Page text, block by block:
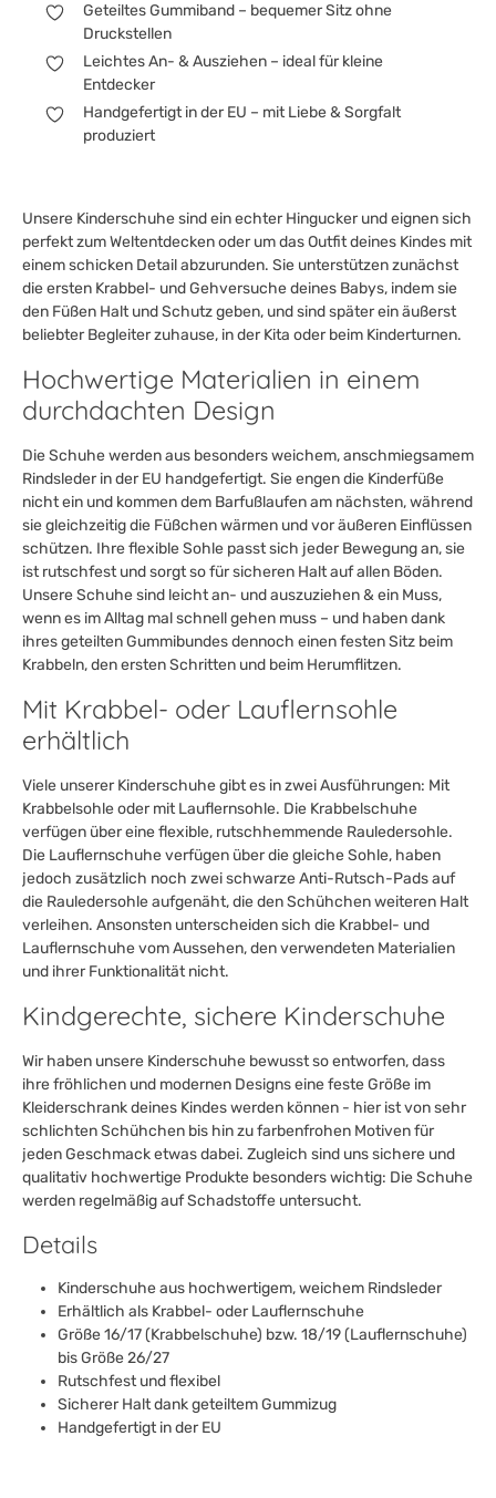
Geteiltes Gummiband – bequemer Sitz ohne
Druckstellen
Leichtes An- & Ausziehen – ideal für kleine
Entdecker
Handgefertigt in der EU – mit Liebe & Sorgfalt
produziert
Unsere Kinderschuhe sind ein echter Hingucker und eignen sich
perfekt zum Weltentdecken oder um das Outfit deines Kindes mit
einem schicken Detail abzurunden. Sie unterstützen zunächst
die ersten Krabbel- und Gehversuche deines Babys, indem sie
den Füßen Halt und Schutz geben, und sind später ein äußerst
beliebter Begleiter zuhause, in der Kita oder beim Kinderturnen.
Hochwertige Materialien in einem
durchdachten Design
Die Schuhe werden aus besonders weichem, anschmiegsamem
Rindsleder in der EU handgefertigt. Sie engen die Kinderfüße
nicht ein und kommen dem Barfußlaufen am nächsten, während
sie gleichzeitig die Füßchen wärmen und vor äußeren Einflüssen
schützen. Ihre flexible Sohle passt sich jeder Bewegung an, sie
ist rutschfest und sorgt so für sicheren Halt auf allen Böden.
Unsere Schuhe sind leicht an- und auszuziehen & ein Muss,
wenn es im Alltag mal schnell gehen muss – und haben dank
ihres geteilten Gummibundes dennoch einen festen Sitz beim
Krabbeln, den ersten Schritten und beim Herumflitzen.
Mit Krabbel- oder Lauflernsohle
erhältlich
Viele unserer Kinderschuhe gibt es in zwei Ausführungen: Mit
Krabbelsohle oder mit Lauflernsohle. Die Krabbelschuhe
verfügen über eine flexible, rutschhemmende Rauledersohle.
Die Lauflernschuhe verfügen über die gleiche Sohle, haben
jedoch zusätzlich noch zwei schwarze Anti-Rutsch-Pads auf
die Rauledersohle aufgenäht, die den Schühchen weiteren Halt
verleihen. Ansonsten unterscheiden sich die Krabbel- und
Lauflernschuhe vom Aussehen, den verwendeten Materialien
und ihrer Funktionalität nicht.
Kindgerechte, sichere Kinderschuhe
Wir haben unsere Kinderschuhe bewusst so entworfen, dass
ihre fröhlichen und modernen Designs eine feste Größe im
Kleiderschrank deines Kindes werden können - hier ist von sehr
schlichten Schühchen bis hin zu farbenfrohen Motiven für
jeden Geschmack etwas dabei. Zugleich sind uns sichere und
qualitativ hochwertige Produkte besonders wichtig: Die Schuhe
werden regelmäßig auf Schadstoffe untersucht.
Details
Kinderschuhe aus hochwertigem, weichem Rindsleder
Erhältlich als Krabbel- oder Lauflernschuhe
Größe 16/17 (Krabbelschuhe) bzw. 18/19 (Lauflernschuhe)
bis Größe 26/27
Rutschfest und flexibel
Sicherer Halt dank geteiltem Gummizug
Handgefertigt in der EU